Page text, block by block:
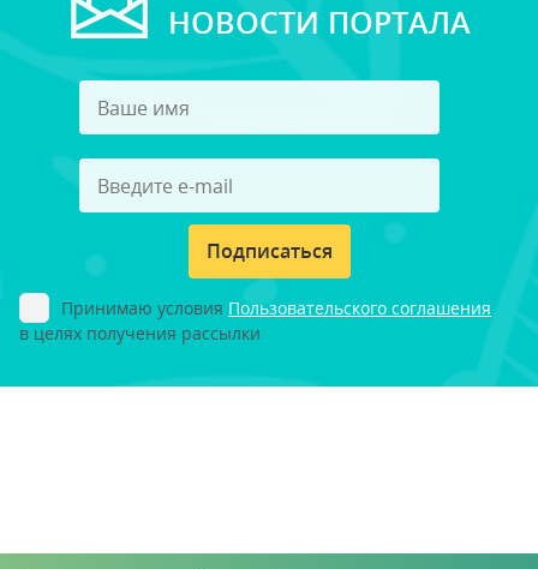
НОВОСТИ ПОРТАЛА
Подписаться
Принимаю условия Пользовательского соглашения
в целях получения рассылки